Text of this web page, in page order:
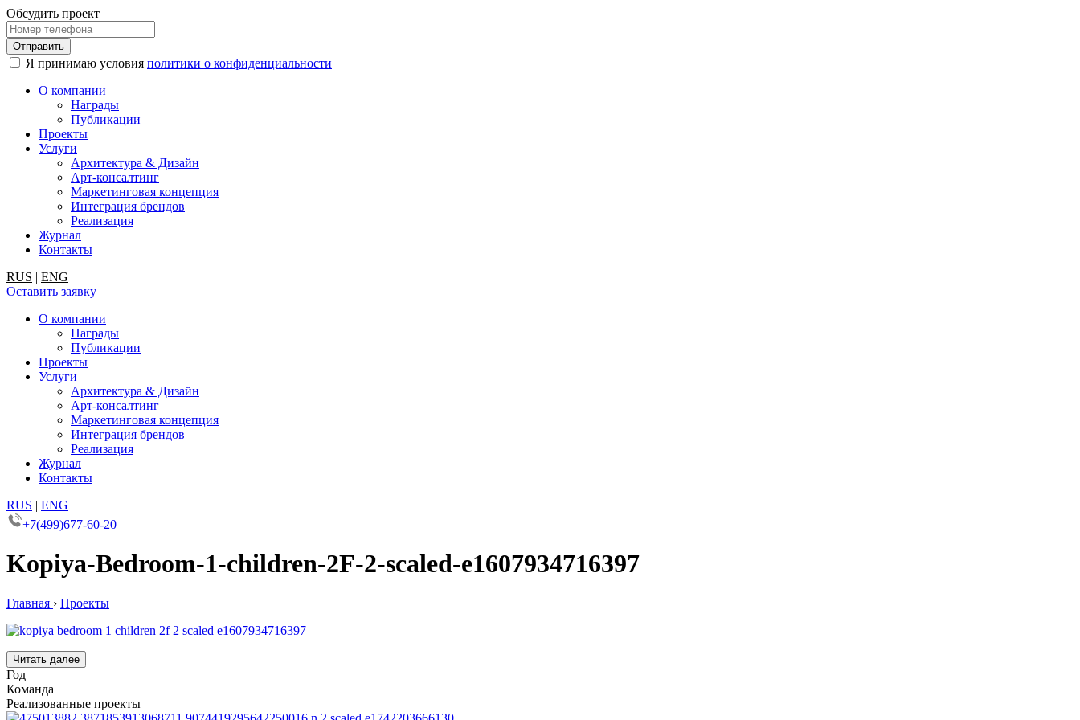
Обсудить проект
Я принимаю условия политики о конфиденциальности
О компании
Награды
Публикации
Проекты
Услуги
Архитектура & Дизайн
Арт-консалтинг
Маркетинговая концепция
Интеграция брендов
Реализация
Журнал
Контакты
RUS | ENG
Оставить заявку
О компании
Награды
Публикации
Проекты
Услуги
Архитектура & Дизайн
Арт-консалтинг
Маркетинговая концепция
Интеграция брендов
Реализация
Журнал
Контакты
RUS | ENG
+7(499)677-60-20
Kopiya-Bedroom-1-children-2F-2-scaled-e1607934716397
Главная › Проекты
Читать далее
Год
Команда
Реализованные проекты